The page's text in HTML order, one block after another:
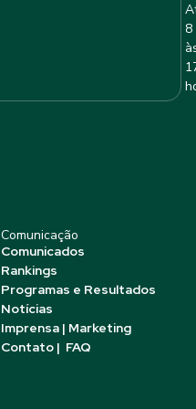
8
Comunicação
Comunicados
Rankings
Programas e Resultados
Notícias
Imprensa | Marketing
Contato | FAQ